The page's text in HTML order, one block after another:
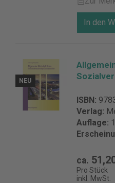
In den
NEU
ISBN:
Verlag:
Auflage:
ca.
Pro Stück
inkl. MwSt.